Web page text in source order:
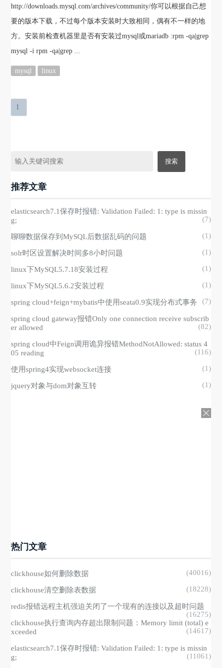
http://downloads.mysql.com/archives/community/你可以根据自己想
要的版本下载，不过每个版本安装时大致相同，偶有不一样的地
方。安装前检查机器里是否有安装过mysql或mariadb :rpm -qa|grep
mysql -i rpm -qa|grep ...
mysql linux
1
推荐文章
elasticsearch7.1保存时报错: Validation Failed: 1: type is missin
g;
(7)
聊聊数据保存到MySQL后数据乱码的问题 (1)
solr时区设置解决时间多8小时问题 (1)
linux下MySQL5.7.18安装过程 (1)
linux下MySQL5.6.2安装过程 (1)
spring cloud+feign+mybatis中使用seata0.9实现分布式事务 (7)
spring cloud gateway报错Only one connection receive subscrib
er allowed
(82)
spring cloud中Feign调用诡异报错MethodNotAllowed: status 4
05 reading
(116)
使用spring4实现websocket连接 (1)
jquery对象与dom对象互转 (1)
热门文章
clickhouse如何删除数据 (40016)
clickhouse清空删除表数据 (18228)
redis报错远程主机强迫关闭了一个现有的连接以及超时问题
(16275)
clickhouse执行查询内存超出限制问题：Memory limit (total) e
xceeded
(14617)
elasticsearch7.1保存时报错: Validation Failed: 1: type is missin
g;
(11061)